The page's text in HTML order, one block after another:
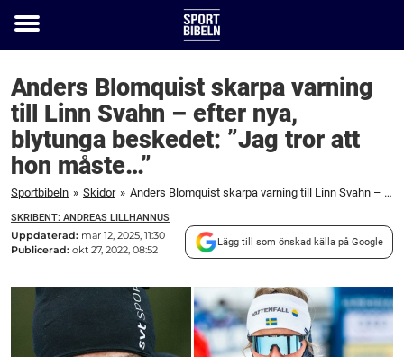
Toggle
Anders Blomquist skarpa varning
till Linn Svahn – efter nya,
blytunga beskedet: ”Jag tror att
hon måste…”
Sportbibeln » Skidor » Anders Blomquist skarpa varning till Linn Svahn – efter nya, blytunga beskedet: ”Jag tror att hon måste...”
SKRIBENT: ANDREAS LILLHANNUS
Uppdaterad: mar 12, 2025, 11:30
Publicerad: okt 27, 2022, 08:52
Lägg till som önskad källa på Google